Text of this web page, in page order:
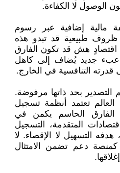
الوصول لا الكفاءة.
مالية إضافية عبر رسوم
ظروف طبيعية قد تبدو هذه
اقتصادٍ هش قد تكون الفارق
عبء جديد يُضاف إلى كاهل
التنافسية في الخارج.
التصدير بحد ذاتها مرفوضة.
تعتمد أنظمة تسجيل
الفارق الحاسم يكمن في
المتقدمة، التسجيل
التسهيل لا الإقصاء. لا
كمنصة دعم تضمن الامتثال